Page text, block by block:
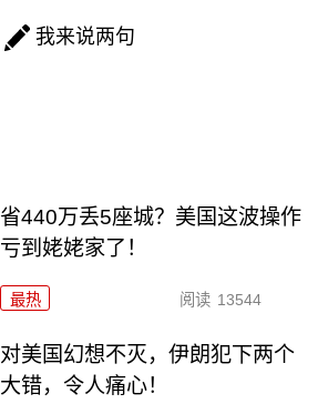
我来说两句
省440万丢5座城？美国这波操作
亏到姥姥家了！
最热 阅读 13544
对美国幻想不灭，伊朗犯下两个
大错，令人痛心！